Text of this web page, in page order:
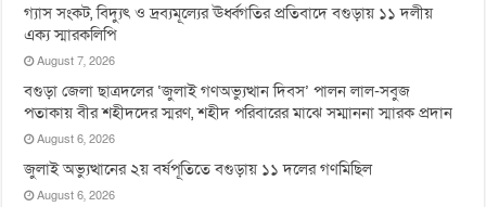
গ্যাস সংকট, বিদ্যুৎ ও দ্রব্যমূল্যের ঊর্ধ্বগতির প্রতিবাদে বগুড়ায় ১১ দলীয়
এক্য স্মারকলিপি
August 7, 2026
বগুড়া জেলা ছাত্রদলের ‘জুলাই গণঅভ্যুত্থান দিবস’ পালন লাল-সবুজ
পতাকায় বীর শহীদদের স্মরণ, শহীদ পরিবারের মাঝে সম্মাননা স্মারক প্রদান
August 6, 2026
জুলাই অভ্যুত্থানের ২য় বর্ষপূতিতে বগুড়ায় ১১ দলের গণমিছিল
August 6, 2026